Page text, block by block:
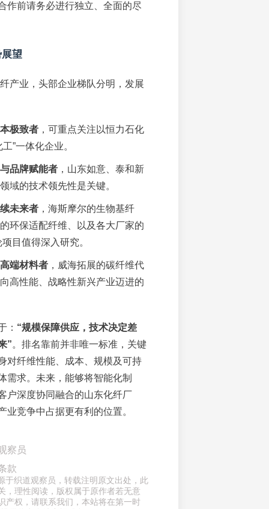
作前请务必进行独立、全面的尽
望
产业，头部企业梯队分明，发展
极致者，可重点关注以恒力石化
”一体化企业。
品牌赋能者，山东如意、泰和新
域的技术领先性是关键。
未来者，海斯摩尔的生物基纤
环保适配纤维、以及各大厂家的
目值得深入研究。
端材料者，威海拓展的碳纤维代
高性能、战略性新兴产业迈进的
： “规模保障供应，技术决定差
”。排名靠前并非唯一标准，关键
对纤维性能、成本、规模及可持
需求。未来，能够将智能化制
户深度协同融合的山东化纤厂
业竞争中占据更有利的位置。
察员
款
于织道观察员，转载注明原文出处，此
，理性阅读，版权属于原作者若无意
产权，请联系我们，本站将在第一时